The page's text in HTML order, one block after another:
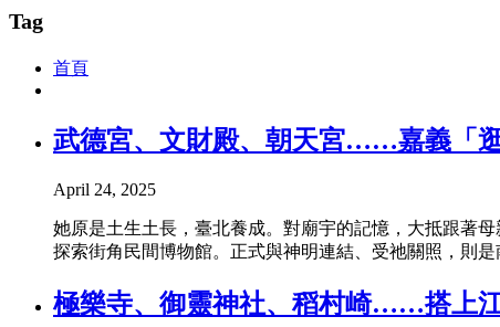
Tag
首頁
武德宮、文財殿、朝天宮……嘉義「
April 24, 2025
她原是土生土長，臺北養成。對廟宇的記憶，大抵跟著
探索街角民間博物館。正式與神明連結、受祂關照，則
極樂寺、御靈神社、稻村崎……搭上